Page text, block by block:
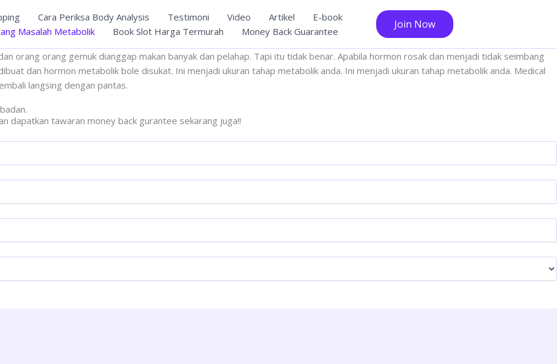
Cara Periksa Body Analysis Testimoni Video Artikel
E-book
Masalah Metabolik
Book Slot Harga Termurah Money Back Guarantee
Join Now
orang orang gemuk dianggap makan banyak dan pelahap. Tapi itu tidak benar. Apabila hormon rosak dan menjadi tidak seimbang
dan hormon metabolik bole disukat. Ini menjadi ukuran tahap metabolik anda. Ini menjadi ukuran tahap metabolik anda. Medical
langsing dengan pantas.
dapatkan tawaran money back gurantee sekarang juga!!